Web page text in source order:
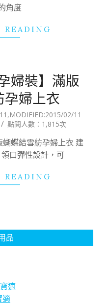
角度
READING
婦裝】滿版
孕婦上衣
,MODIFIED:2015/02/11
點閱人數：1,815次
蝴蝶結雪紡孕婦上衣 建
口彈性設計，可
READING
品
適
適